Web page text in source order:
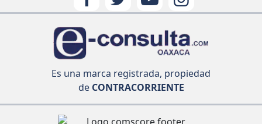
Es una marca registrada, propiedad
deCONTRACORRIENTE